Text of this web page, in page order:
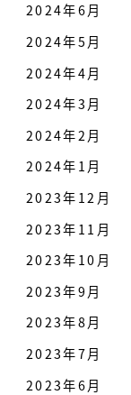
2024年6月
2024年5月
2024年4月
2024年3月
2024年2月
2024年1月
2023年12月
2023年11月
2023年10月
2023年9月
2023年8月
2023年7月
2023年6月